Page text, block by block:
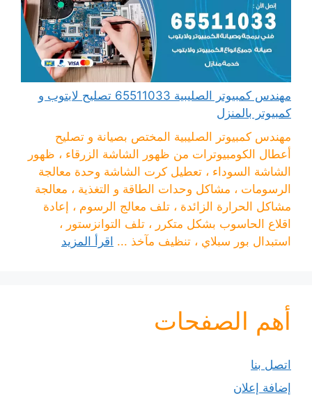
مهندس كمبيوتر الصليبية 65511033 تصليح لابتوب و
كمبيوتر بالمنزل
مهندس كمبيوتر الصليبية المختص بصيانة و تصليح
أعطال الكومبيوترات من ظهور الشاشة الزرقاء ، ظهور
الشاشة السوداء ، تعطيل كرت الشاشة وحدة معالجة
الرسومات ، مشاكل وحدات الطاقة و التغذية ، معالجة
مشاكل الحرارة الزائدة ، تلف معالج الرسوم ، إعادة
اقلاع الحاسوب بشكل متكرر ، تلف التوانزستور ،
استبدال بور سبلاي ، تنظيف مآخذ ... اقرأ المزيد
أهم الصفحات
اتصل بنا
إضافة إعلان